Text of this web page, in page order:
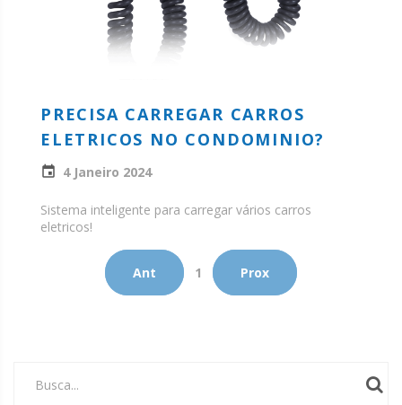
PRECISA CARREGAR CARROS
ELETRICOS NO CONDOMINIO?
4 Janeiro 2024
Sistema inteligente para carregar vários carros
eletricos!
Ant 1 Prox
Busca...